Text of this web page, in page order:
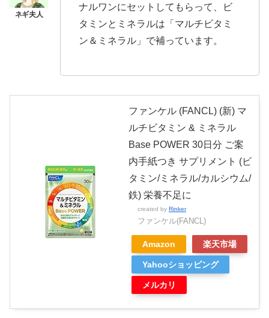
ナルワンにセットしてもらって、ビ
タミンとミネラルは「マルチビタミ
ン＆ミネラル」で補っています。
ファンケル (FANCL) (新) マ
ルチビタミン & ミネラル
Base POWER 30日分 ご案
内手紙つき サプリメント (ビ
タミン/ミネラル/カルシウム/
鉄) 栄養不足に
created by Rinker
ファンケル(FANCL)
Amazon 楽天市場
Yahooショッピング
メルカリ